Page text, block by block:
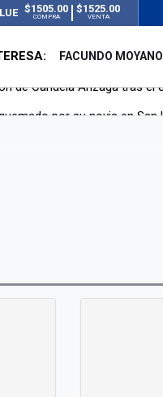
$1505.00
COMPRA
$1525.00
VENTA
FACUNDO MOYANO